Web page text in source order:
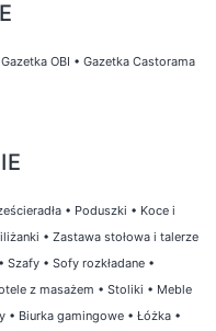
Gazetka OBI • Gazetka Castorama
• Poduszki • Koce i
• Zastawa stołowa i talerze
• Szafy • Sofy rozkładane •
z masażem • Stoliki • Meble
• Biurka gamingowe • Łóżka •